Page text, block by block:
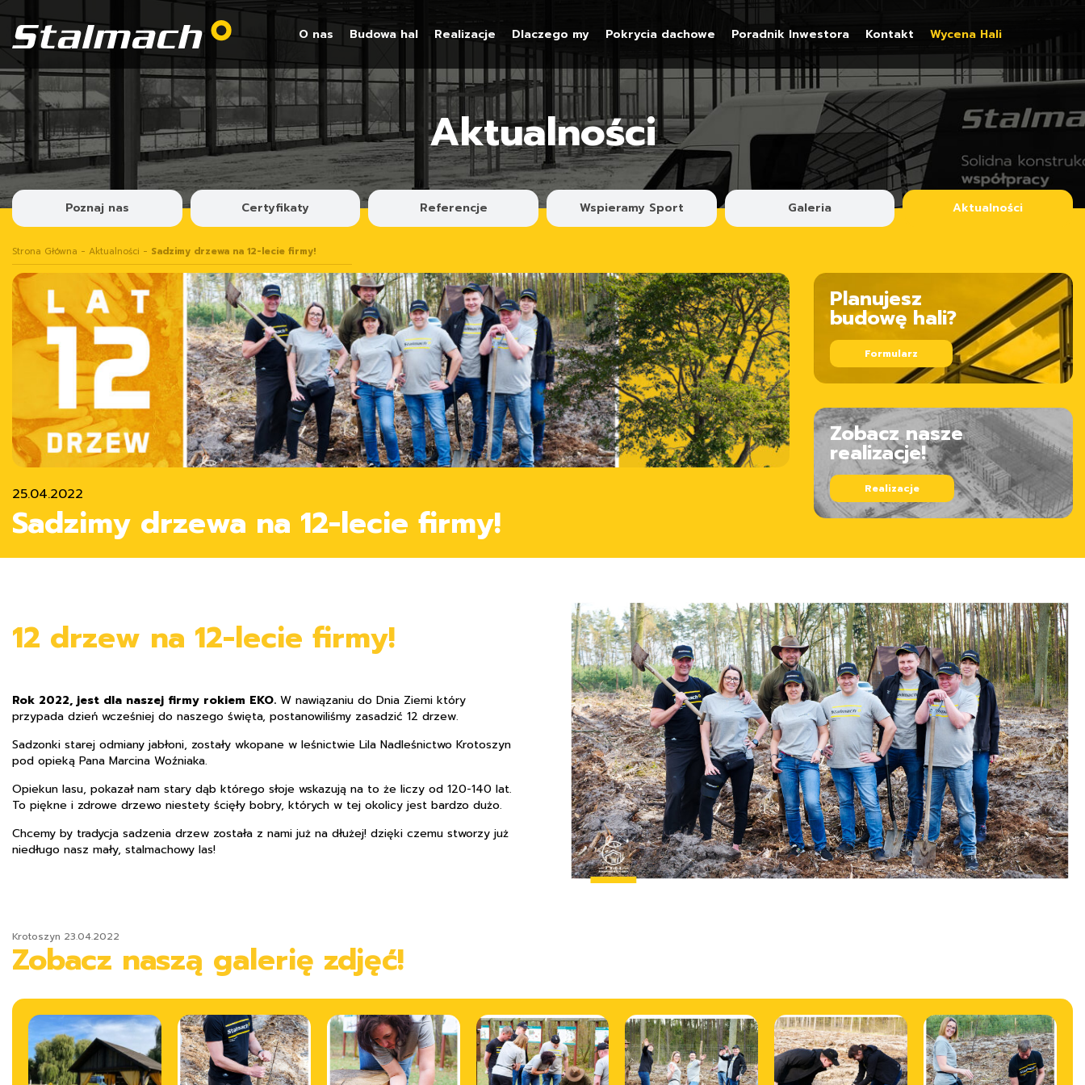
O nas Budowa hal Realizacje Dlaczego my Pokrycia dachowe Poradnik Inwestora Kontakt Wycena Hali
Aktualności
Poznaj nas Certyfikaty Referencje Wspieramy Sport Galeria Aktualności
Strona Główna - Aktualności - Sadzimy drzewa na 12-lecie firmy!
25.04.2022
Sadzimy drzewa na 12-lecie firmy!
Planujesz
budowę hali?
Formularz
Zobacz nasze
realizacje!
Realizacje
12 drzew na 12-lecie firmy!
Rok 2022, jest dla naszej firmy rokiem EKO. W nawiązaniu do Dnia Ziemi który
przypada dzień wcześniej do naszego święta, postanowiliśmy zasadzić 12 drzew.
Sadzonki starej odmiany jabłoni, zostały wkopane w leśnictwie Lila Nadleśnictwo Krotoszyn
pod opieką Pana Marcina Woźniaka.
Opiekun lasu, pokazał nam stary dąb którego słoje wskazują na to że liczy od 120-140 lat.
To piękne i zdrowe drzewo niestety ścięły bobry, których w tej okolicy jest bardzo dużo.
Chcemy by tradycja sadzenia drzew została z nami już na dłużej! dzięki czemu stworzy już
niedługo nasz mały, stalmachowy las!
Krotoszyn 23.04.2022
Zobacz naszą galerię zdjęć!